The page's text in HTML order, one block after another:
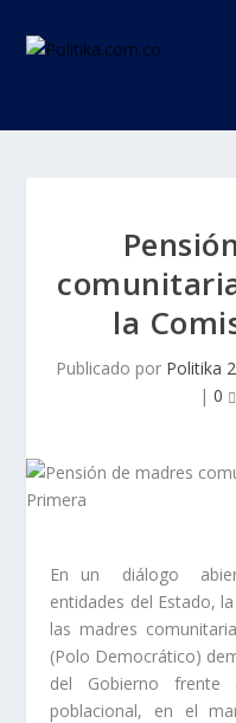
la
Publicado por Politika 2
| 0
En un diálogo
entidades del Estado,
las madres
(Polo Democrático)
del Gobierno
poblacional, en el